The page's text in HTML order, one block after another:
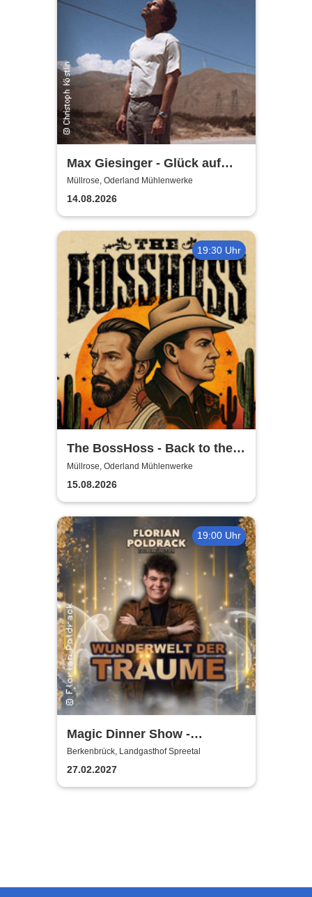
Max Giesinger - Glück auf
den Straßen 2026
Müllrose, Oderland Mühlenwerke
14.08.2026
19:30 Uhr
The BossHoss - Back to the
Boots - LIVE - Summer 2026
Müllrose, Oderland Mühlenwerke
15.08.2026
19:00 Uhr
Magic Dinner Show -
WUNDERWELT DER TRÄUME
| Florian Poldrack
Zauberkunst
Berkenbrück, Landgasthof Spreetal
27.02.2027